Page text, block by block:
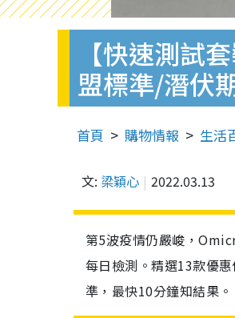
【快速測試
盟標準/潛伏
首頁 購物情報 生活
文: 梁穎心 2022.03.13
第5波疫情仍嚴峻，
每日檢測。精選13款優
準，最快10分鐘知結果。